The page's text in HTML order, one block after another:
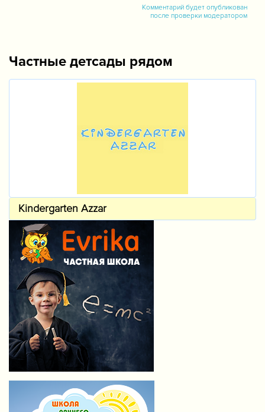
Комментарий будет опубликован
после проверки модератором
Частные детсады рядом
Kindergarten Azzar